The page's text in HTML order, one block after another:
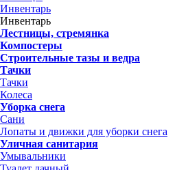
Инвентарь
Инвентарь
Лестницы, стремянка
Компостеры
Строительные тазы и ведра
Тачки
Тачки
Колеса
Уборка снега
Сани
Лопаты и движки для уборки снега
Уличная санитария
Умывальники